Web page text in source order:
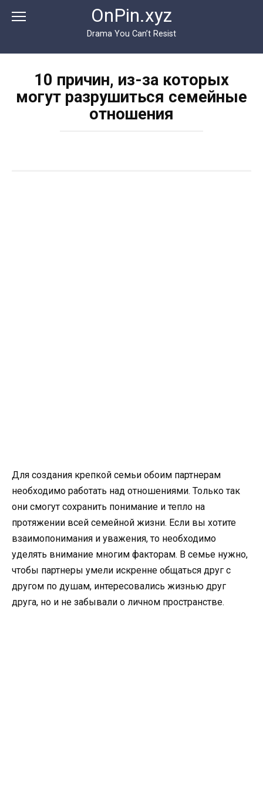
OnPin.xyz
Drama You Can’t Resist
10 причин, из-за которых
могут разрушиться семейные
отношения
Для создания крепкой семьи обоим партнерам
необходимо работать над отношениями. Только так
они смогут сохранить понимание и тепло на
протяжении всей семейной жизни. Если вы хотите
взаимопонимания и уважения, то необходимо
уделять внимание многим факторам. В семье нужно,
чтобы партнеры умели искренне общаться друг с
другом по душам, интересовались жизнью друг
друга, но и не забывали о личном пространстве.